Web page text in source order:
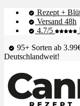
Rezept +
Versand 48h
4.7/5
95+ Sorten ab
Deutschlandweit!